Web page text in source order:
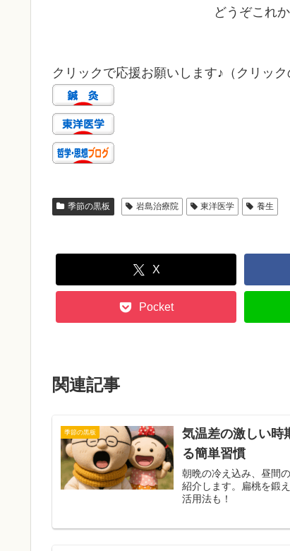
どうぞこれ
クリックで応援お願いします♪（クリック
季節の黒板 岩島治療院 東洋医学 養生
X
Pocket
関連記事
季節の黒板
気温差の激しい時
る簡単習慣
朝晩の冷え込み、昼間
紹介します。扁桃を鍛
活用法も！